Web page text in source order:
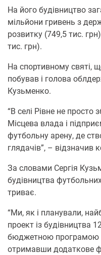
На його будівництво
мільйони гривень з
розвитку (749,5 тис.
тис. грн).
На спортивному святі,
побував і голова
Кузьменко.
“В селі Рівне не просто
Місцева влада і
футбольну арену, де
глядачів”, – відзначив
За словами Сергія
будівництва
триває.
“Ми, як і планували,
проект із будівництва
бюджетною програмою
отримавши додаткове